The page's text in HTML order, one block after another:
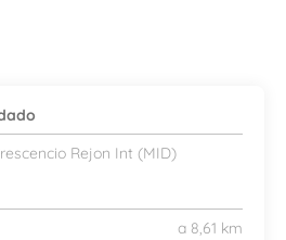
Rejon Int (MID)
a 8,61 km